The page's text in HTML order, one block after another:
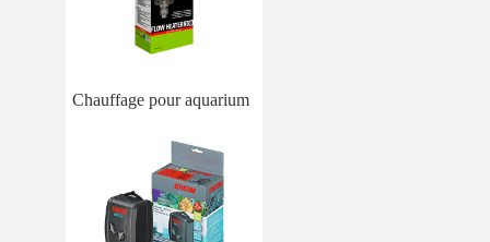
Chauffage pour aquarium